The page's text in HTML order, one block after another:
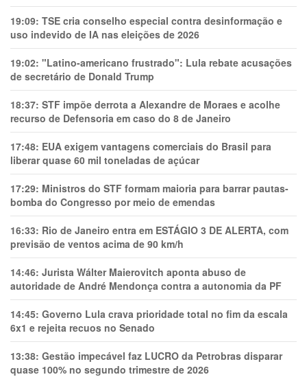
19:09: TSE cria conselho especial contra desinformação e
uso indevido de IA nas eleições de 2026
19:02: "Latino-americano frustrado": Lula rebate acusações
de secretário de Donald Trump
18:37: STF impõe derrota a Alexandre de Moraes e acolhe
recurso de Defensoria em caso do 8 de Janeiro
17:48: EUA exigem vantagens comerciais do Brasil para
liberar quase 60 mil toneladas de açúcar
17:29: Ministros do STF formam maioria para barrar pautas-
bomba do Congresso por meio de emendas
16:33: Rio de Janeiro entra em ESTÁGIO 3 DE ALERTA, com
previsão de ventos acima de 90 km/h
14:46: Jurista Wálter Maierovitch aponta abuso de
autoridade de André Mendonça contra a autonomia da PF
14:45: Governo Lula crava prioridade total no fim da escala
6x1 e rejeita recuos no Senado
13:38: Gestão impecável faz LUCRO da Petrobras disparar
quase 100% no segundo trimestre de 2026